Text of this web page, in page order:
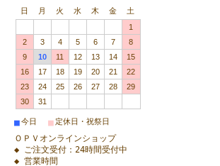
日 月 火 水 木 金
土
1
2
3 4 5 6 7
8
9
10 11 12 13 14
15
16
17 18 19 20 21
22
23
24 25 26 27 28
29
30
31
■今日 ■定休日・祝祭日
ＯＰＶオンラインショップ
◆ ご注文受付：24時間受付中
◆ 営業時間